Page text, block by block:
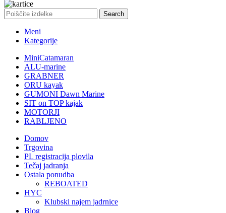
Search
Meni
Kategorije
MiniCatamaran
ALU-marine
GRABNER
ORU kayak
GUMONI Dawn Marine
SIT on TOP kajak
MOTORJI
RABLJENO
Domov
Trgovina
PL registracija plovila
Tečaj jadranja
Ostala ponudba
REBOATED
HYC
Klubski najem jadrnice
Blog